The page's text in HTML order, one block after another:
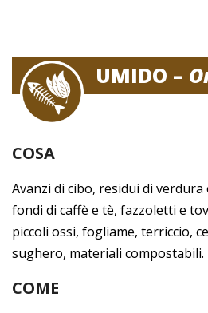
UMIDO –
COSA
Avanzi di cibo, residui di
fondi di caffè e tè, fazzoletti e
piccoli ossi, fogliame, terriccio,
sughero, materiali compostabili.
COME